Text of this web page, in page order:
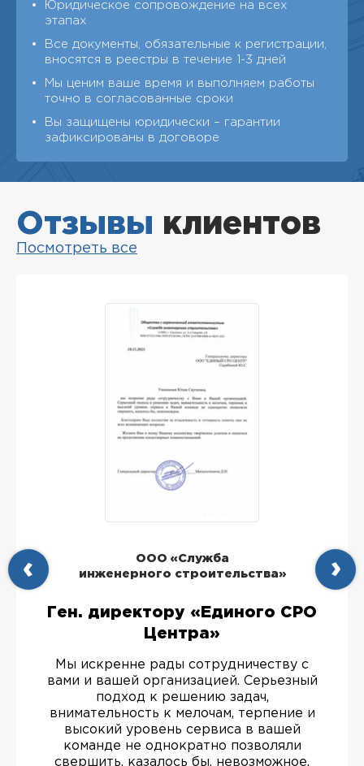
Юридическое сопровождение на всех
этапах
Все документы, обязательные к регистрации,
вносятся в реестры в течение 1-3 дней
Мы ценим ваше время и выполняем работы
точно в согласованные сроки
Вы защищены юридически – гарантии
зафиксированы в договоре
Отзывы клиентов
Посмотреть все
ООО «Служба
инженерного строительства»
Ген. директору «Единого СРО
Центра»
Мы искренне рады сотрудничеству с
вами и вашей организацией. Серьезный
подход к решению задач,
внимательность к мелочам, терпение и
высокий уровень сервиса в вашей
команде не однократно позволяли
свершить, казалось бы, невозможное.